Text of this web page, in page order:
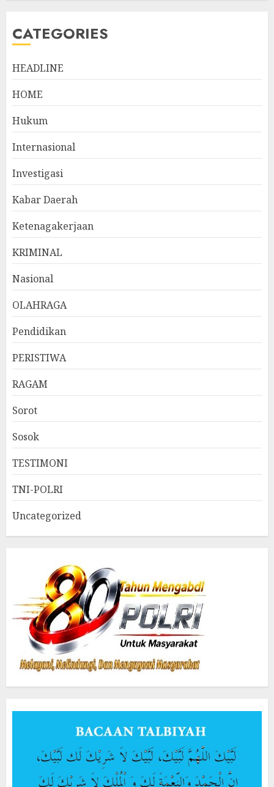
CATEGORIES
HEADLINE
HOME
Hukum
Internasional
Investigasi
Kabar Daerah
Ketenagakerjaan
KRIMINAL
Nasional
OLAHRAGA
Pendidikan
PERISTIWA
RAGAM
Sorot
Sosok
TESTIMONI
TNI-POLRI
Uncategorized